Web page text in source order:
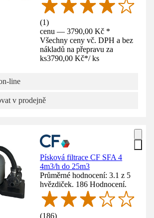
(1)
cenu — 3790,00 Kč *
Všechny ceny vč. DPH a bez
nákladů na přepravu za
ks3790,00 Kč*/ ks
line
v prodejně
Písková filtrace CF SFA 4
4m3/h do 25m3
Průměrné hodnocení: 3.1 z 5
hvězdiček. 186 Hodnocení.
(186)